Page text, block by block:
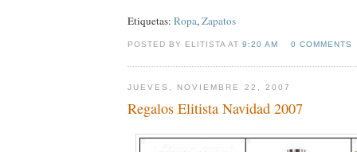
Etiquetas: Ropa,Zapatos
POSTED BY ELITISTA AT9:20 AM 0 COMMENTS
JUEVES, NOVIEMBRE 22, 2007
Regalos Elitista Navidad 2007